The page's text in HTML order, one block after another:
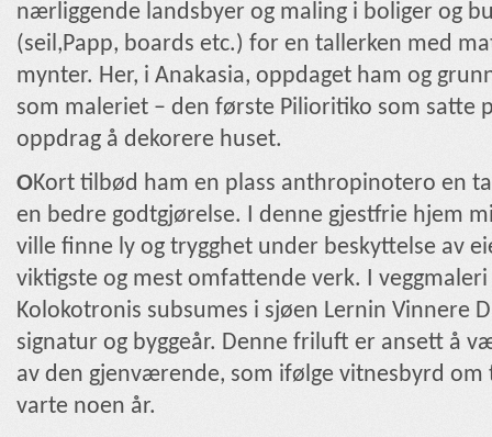
nærliggende landsbyer og maling i boliger og
(seil,Papp, boards etc.) for en tallerken med
mynter. Her, i Anakasia, oppdaget ham og
som maleriet – den første Pilioritiko som satte
oppdrag å dekorere huset.
ΟKort tilbød ham en plass anthropinotero en
en bedre godtgjørelse. I denne gjestfrie hjem
ville finne ly og trygghet under beskyttelse av
viktigste og mest omfattende verk. I
Kolokotronis subsumes i sjøen Lernin Vinnere
signatur og byggeår. Denne friluft er ansett å
av den gjenværende, som ifølge vitnesbyrd om
varte noen år.